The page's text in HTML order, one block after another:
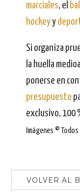
marciales, el
hockeyy
Si organiza
la huella
ponerse en
presupuesto
exclusivo, 100
Imágenes ©
VOLVER AL